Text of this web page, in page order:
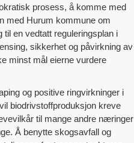
prosess, å komme med
med Hurum kommune om
til en vedtatt reguleringsplan i
sikkerhet og påvirkning av
minst mål eierne vurdere
og positive ringvirkninger i
biodrivstoffproduksjon kreve
til mange andre næringer
Å benytte skogsavfall og